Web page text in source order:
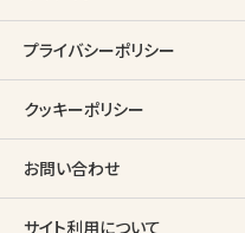
プライバシーポリシー
クッキーポリシー
お問い合わせ
サイト利用について